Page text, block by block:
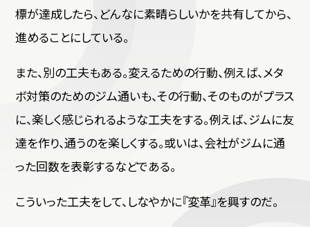
標が達成したら、どんなに素晴らしいかを共有してから、
進めることにしている。
また、別の工夫もある。変えるための行動、例えば、メタ
ボ対策のためのジム通いも、その行動、そのものがプラス
に、楽しく感じられるような工夫をする。例えば、ジムに友
達を作り、通うのを楽しくする。或いは、会社がジムに通
った回数を表彰するなどである。
こういった工夫をして、しなやかに『変革』を興すのだ。